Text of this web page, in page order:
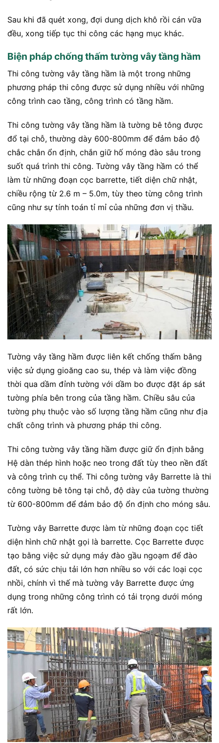
Sau khi đã quét xong, đợi dung dịch khô rồi cán vữa
đều, xong tiếp tục thi công các hạng mục khác.
Biện pháp chống thấm tường vây tầng hầm
Thi công tường vây tầng hầm là một trong những
phương pháp thi công được sử dụng nhiều với những
công trình cao tầng, công trình có tầng hầm.
Thi công tường vây tầng hầm là tường bê tông được
đổ tại chỗ, thường dày 600-800mm để đảm bảo độ
chắc chắn ổn định, chắn giữ hố móng đào sâu trong
suốt quá trình thi công. Tường vây tầng hầm có thể
làm từ những đoạn cọc barrette, tiết diện chữ nhật,
chiều rộng từ 2.6 m – 5.0m, tùy theo từng công trình
cũng như sự tính toán tỉ mỉ của những đơn vị thầu.
Tường vây tầng hầm được liên kết chống thấm bằng
việc sử dụng gioăng cao su, thép và làm việc đồng
thời qua dầm đỉnh tường với dầm bo được đặt áp sát
tường phía bên trong của tầng hầm. Chiều sâu của
tường phụ thuộc vào số lượng tầng hầm cũng như địa
chất công trình và phương pháp thi công.
Thi công tường vây tầng hầm được giữ ổn định bằng
Hệ dàn thép hình hoặc neo trong đất tùy theo nền đất
và công trình cụ thể. Thi công tường vây Barrette là thi
công tường bê tông tại chỗ, độ dày của tường thường
từ 600-800mm để đảm bảo độ ổn định cho móng sâu.
Tường vây Barrette được làm từ những đoạn cọc tiết
diện hình chữ nhật gọi là barrette. Cọc Barrette được
tạo bằng việc sử dụng máy đào gầu ngoạm để đào
đất, có sức chịu tải lớn hơn nhiều so với các loại cọc
nhồi, chính vì thế mà tường vây Barrette được ứng
dụng trong những công trình có tải trọng dưới móng
rất lớn.